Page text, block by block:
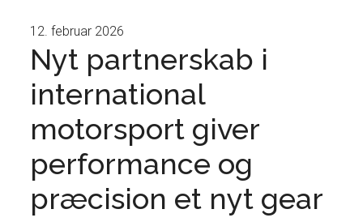
12. februar 2026
Nyt partnerskab i
international
motorsport giver
performance og
præcision et nyt gear